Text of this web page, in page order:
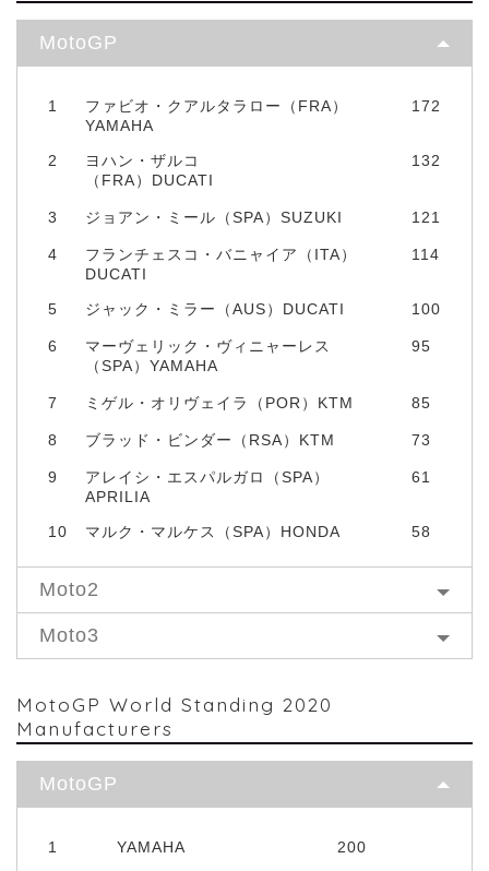
MotoGP
1
ファビオ・クアルタラロー（FRA）
YAMAHA
172
2
ヨハン・ザルコ
（FRA）DUCATI
132
3 ジョアン・ミール（SPA）SUZUKI 121
4
フランチェスコ・バニャイア（ITA）
DUCATI
114
5 ジャック・ミラー（AUS）DUCATI 100
6
マーヴェリック・ヴィニャーレス
（SPA）YAMAHA
95
7 ミゲル・オリヴェイラ（POR）KTM 85
8 ブラッド・ビンダー（RSA）KTM 73
9
アレイシ・エスパルガロ（SPA）
APRILIA
61
10 マルク・マルケス（SPA）HONDA 58
Moto2
Moto3
MotoGP World Standing 2020
Manufacturers
MotoGP
1 YAMAHA
200